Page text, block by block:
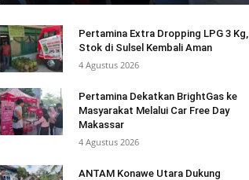
Pertamina Extra Dropping LPG 3 Kg,
Stok di Sulsel Kembali Aman
4 Agustus 2026
Pertamina Dekatkan BrightGas ke
Masyarakat Melalui Car Free Day
Makassar
4 Agustus 2026
ANTAM Konawe Utara Dukung